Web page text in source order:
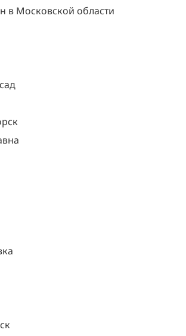
в Московской области